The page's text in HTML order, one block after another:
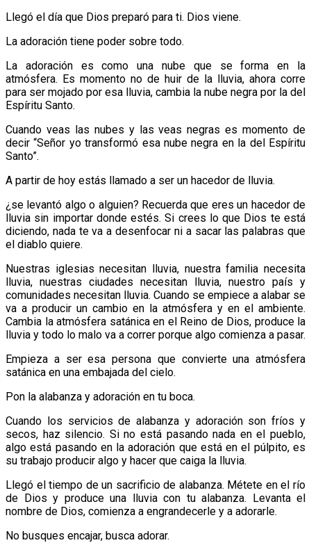
Llegó el día que Dios preparó para ti. Dios viene.
La adoración tiene poder sobre todo.
La adoración es como una nube que se forma en la
atmósfera. Es momento no de huir de la lluvia, ahora corre
para ser mojado por esa lluvia, cambia la nube negra por la del
Espíritu Santo.
Cuando veas las nubes y las veas negras es momento de
decir “Señor yo transformó esa nube negra en la del Espíritu
Santo”.
A partir de hoy estás llamado a ser un hacedor de lluvia.
¿se levantó algo o alguien? Recuerda que eres un hacedor de
lluvia sin importar donde estés. Si crees lo que Dios te está
diciendo, nada te va a desenfocar ni a sacar las palabras que
el diablo quiere.
Nuestras iglesias necesitan lluvia, nuestra familia necesita
lluvia, nuestras ciudades necesitan lluvia, nuestro país y
comunidades necesitan lluvia. Cuando se empiece a alabar se
va a producir un cambio en la atmósfera y en el ambiente.
Cambia la atmósfera satánica en el Reino de Dios, produce la
lluvia y todo lo malo va a correr porque algo comienza a pasar.
Empieza a ser esa persona que convierte una atmósfera
satánica en una embajada del cielo.
Pon la alabanza y adoración en tu boca.
Cuando los servicios de alabanza y adoración son fríos y
secos, haz silencio. Si no está pasando nada en el pueblo,
algo está pasando en la adoración que está en el púlpito, es
su trabajo producir algo y hacer que caiga la lluvia.
Llegó el tiempo de un sacrificio de alabanza. Métete en el río
de Dios y produce una lluvia con tu alabanza. Levanta el
nombre de Dios, comienza a engrandecerle y a adorarle.
No busques encajar, busca adorar.